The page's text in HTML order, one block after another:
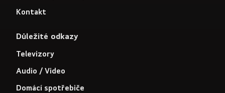
Kontakt
Důležité odkazy
Televizory
Audio / Video
Domácí spotřebiče